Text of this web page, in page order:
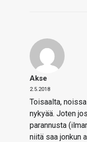
Akse
2.5.2018
Toisaalta,
nykyää. Joten
parannusta
niitä saa jonkun